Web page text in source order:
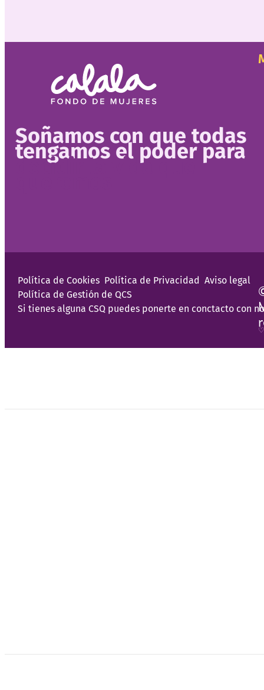
Soñamos con que todas
tengamos el poder para
decidir la vida que
♡
Política de Cookies Política de Privacidad Aviso legal
Política de Gestión de QCS
Si tienes alguna CSQ puedes ponerte en conctacto con